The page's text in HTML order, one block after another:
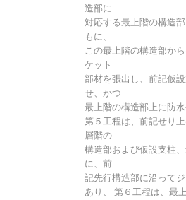
造部に
対応する最上階の構造
もに、
この最上階の構造部か
ケット
部材を張出し、前記仮
せ、かつ
最上階の構造部上に防
第５工程は、前記せり
層階の
構造部および仮設支柱
に、前
記先行構造部に沿って
あり、 第６工程は、最